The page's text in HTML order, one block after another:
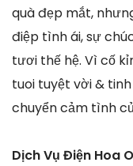
quà đẹp mắt,
điệp tình ái, sự
tươi thế hệ. Vì cố
tuoi tuyệt vời &
chuyển cảm tình
Dịch Vụ Điện Hoa